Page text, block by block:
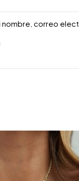
nombre, correo